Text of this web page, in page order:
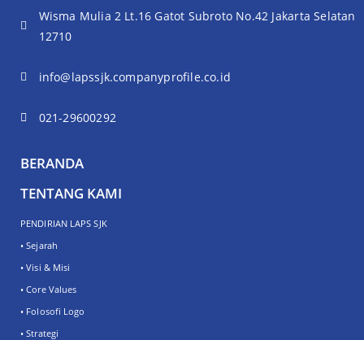
Wisma Mulia 2 Lt.16 Gatot Subroto No.42 Jakarta Selatan
12710
info@lapssjk.companyprofile.co.id
021-29600292
BERANDA
TENTANG KAMI
PENDIRIAN LAPS SJK
• Sejarah
• Visi & Misi
• Core Values
• Folosofi Logo
• Strategi